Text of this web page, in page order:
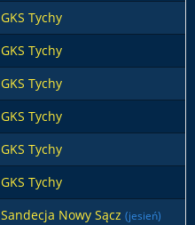
GKS Tychy
GKS Tychy
GKS Tychy
GKS Tychy
GKS Tychy
GKS Tychy
Sandecja Nowy Sącz (jesień)